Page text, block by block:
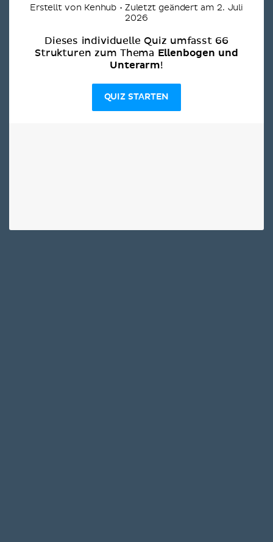
Erstellt von Kenhub • Zuletzt geändert am 2. Juli
2026
Dieses individuelle Quiz umfasst 66
Strukturen zum Thema Ellenbogen und
Unterarm!
QUIZ STARTEN